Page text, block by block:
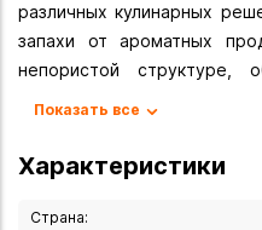
различных кулинарных
запахи от ароматных
непористой структуре,
эффектом, по всему
только для нарезки, но и
сколам, трещинам,
расслаиванию,
Показать все
Характеристики
Страна: